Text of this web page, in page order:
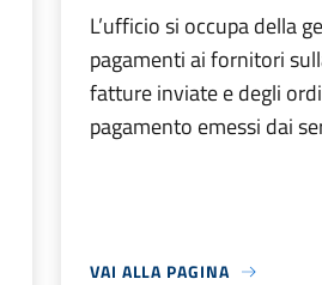
L’ufficio si occupa della
pagamenti ai fornitori
fatture inviate e degli
pagamento emessi dai
VAI ALLA PAGINA